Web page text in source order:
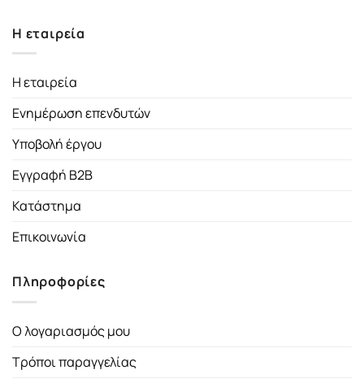
Η εταιρεία
Η εταιρεία
Ενημέρωση επενδυτών
Υποβολή έργου
Εγγραφή B2B
Κατάστημα
Επικοινωνία
Πληροφορίες
Ο λογαριασμός μου
Τρόποι παραγγελίας